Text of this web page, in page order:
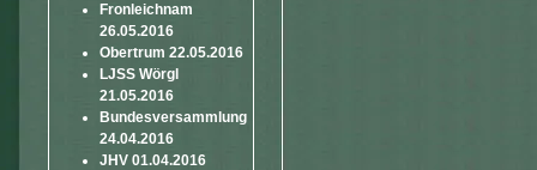
Fronleichnam
26.05.2016
Obertrum 22.05.2016
LJSS Wörgl
21.05.2016
Bundesversammlung
24.04.2016
JHV 01.04.2016